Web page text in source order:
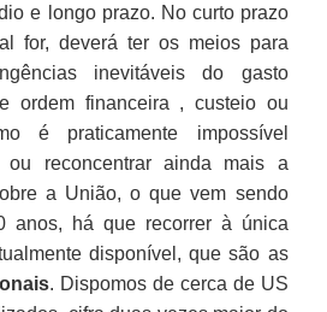
e longo prazo. No curto prazo
for, deverá ter os meios para
inevitáveis do gasto
ordem financeira , custeio ou
é praticamente impossível
ou reconcentrar ainda mais a
a União, o que vem sendo
anos, há que recorrer à única
disponível, que são as
. Dispomos de cerca de US